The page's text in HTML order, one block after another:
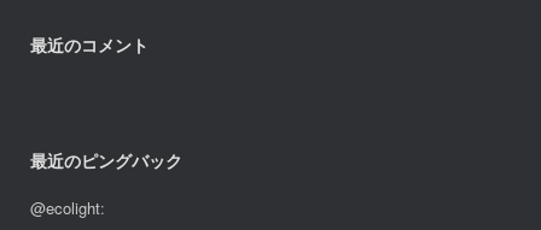
最近のコメント
最近のピングバック
@ecolight: